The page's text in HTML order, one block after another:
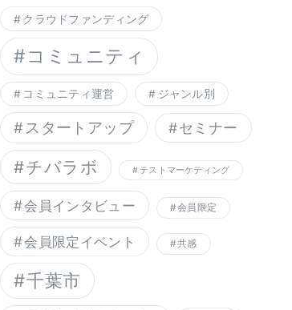
クラウドファンディング
コミュニティ
コミュニティ運営 ジャンル別
スタートアップ セミナー
チバラボ テストマーケティング
会員インタビュー 会員限定
会員限定イベント 共感
千葉市